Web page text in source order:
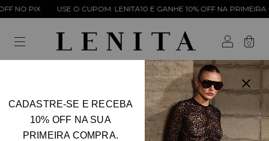
PIX USE O CUPOM: LENITA10 E GANHE 10% OFF NA PRIMEIRA
0
CADASTRE-SE E RECEBA
10% OFF NA SUA
PRIMEIRA COMPRA.